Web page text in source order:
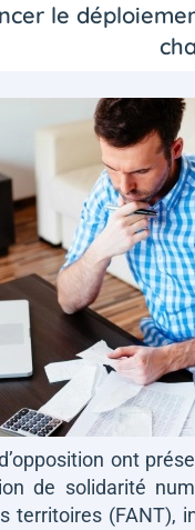
le
ont
de solidarité
territoires (FANT),